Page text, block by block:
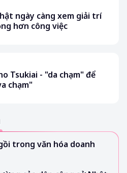
ngày càng xem giải trí
hơn công việc
Tsukiai - "da chạm" để
chạm"
trong văn hóa doanh